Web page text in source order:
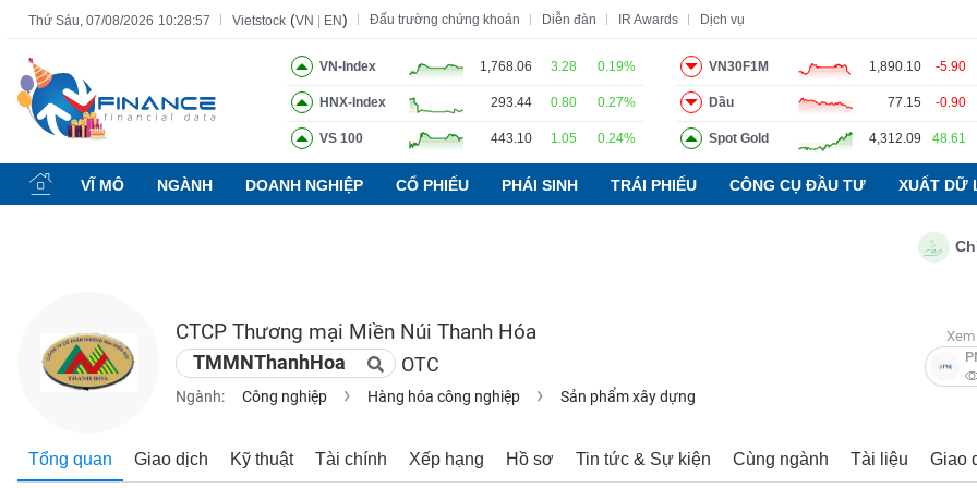
Thứ Sáu, 07/08/2026 10:28:58 Vietstock (VN EN) Đấu trường chứng khoán Diễn đàn IR Awards Dịch vụ
VN-Index 1,768.06 3.28 0.19%
HNX-Index 293.44 0.80 0.27%
VS 100 443.10 1.05 0.24%
VN30F1M 1,890.10 -5.90
Dầu 77.15 -0.90
Spot Gold 4,312.09 48.61
VĨ MÔ NGÀNH DOANH NGHIỆP CỔ PHIẾU PHÁI SINH TRÁI PHIẾU CÔNG CỤ ĐẦU TƯ XUẤT DỮ
Chỉ
CTCP Thương mại Miền Núi Thanh Hóa
TMMNThanhHoa OTC
Ngành: Công nghiệp Hàng hóa công nghiệp Sản phẩm xây dựng
Tổng quan Giao dịch Kỹ thuật Tài chính Xếp hạng Hồ sơ Tin tức & Sự kiện Cùng ngành Tài liệu Giao
Tất cả Tính năng Ngành Mã chứng khoán Lãnh đạo Báo cáo phân tích Thuật ngữ
Tính
năng
(-)
CHỨNG
KHOÁN
NGHIỆP